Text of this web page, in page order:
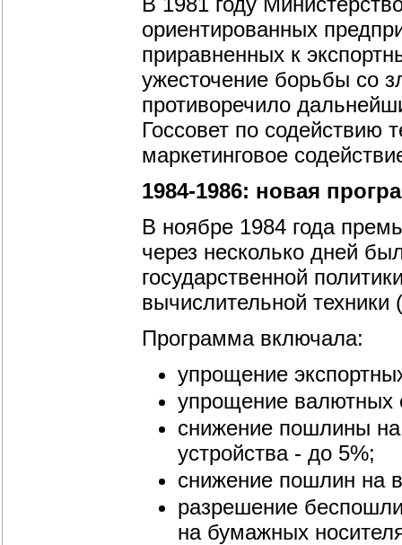
ориентированных
приравненных к
ужесточение борьбы со
противоречило
Госсовет по содействию
маркетинговое
1984-1986: новая
В ноябре 1984 года
через несколько дней
государственной
вычислительной
Программа включала:
упрощение
упрощение валютных
снижение пошлины
устройства - до 5%;
снижение пошлин на
разрешение
на бумажных